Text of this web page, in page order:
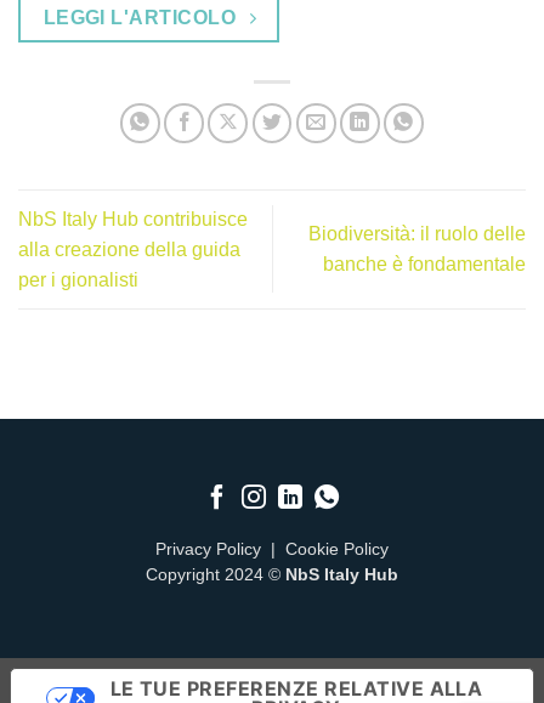
LEGGI L'ARTICOLO
NbS Italy Hub contribuisce
alla creazione della guida
per i gionalisti
Biodiversità: il ruolo delle
banche è fondamentale
Privacy Policy
Cookie Policy
Copyright 2024 © NbS Italy Hub
LE TUE PREFERENZE RELATIVE ALLA